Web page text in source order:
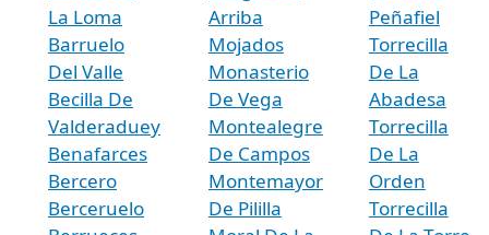
La Loma
Barruelo
Del Valle
Becilla De
Valderaduey
Benafarces
Bercero
Berceruelo
Arriba
Mojados
Monasterio
De Vega
Montealegre
De Campos
Montemayor
De Pililla
Peñafiel
Torrecilla
De La
Abadesa
Torrecilla
De La
Orden
Torrecilla